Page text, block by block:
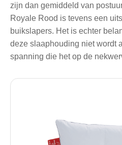
zijn dan gemiddeld van
Royale Rood is tevens een
buikslapers. Het is echter
deze slaaphouding niet wordt
spanning die het op de